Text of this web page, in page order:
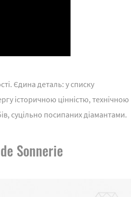
Єдина деталь: у списку
історичною цінністю, технічною
суцільно посипаних діамантами.
Sonnerie